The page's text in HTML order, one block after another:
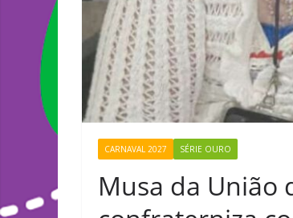
CARNAVAL 2027 SÉRIE OURO
Musa da União